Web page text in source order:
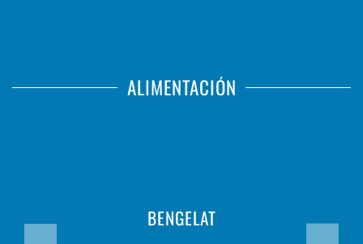
ALIMENTACIÓN
BENGELAT